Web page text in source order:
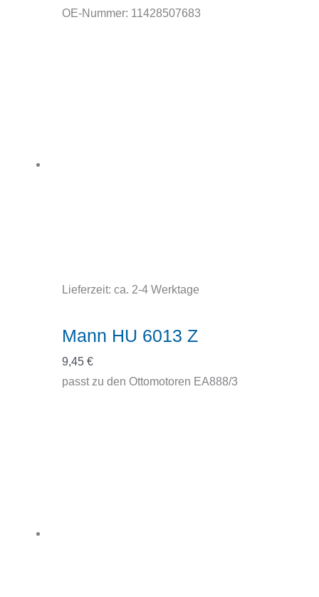
OE-Nummer: 11428507683
Lieferzeit: ca. 2-4 Werktage
Mann HU 6013 Z
9,45 €
passt zu den Ottomotoren EA888/3